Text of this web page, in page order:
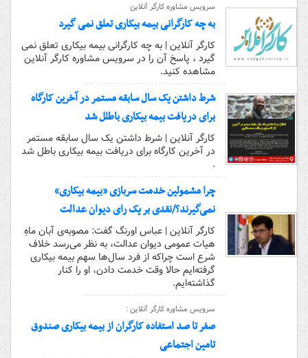
سرویس مشاوره کارگر آنلاین
به چه کارگرانی بیمه بیکاری تعلق نمی گیرد
کارگر آنلاین | به چه کارگرانی بیمه بیکاری تعلق نمی
گیرد ، پاسخ آن را در سرویس مشاوره کارگر آنلاین
مشاهده کنید.
شرط داشتن یک سال سابقه مستمر در آخرین کارگاه
برای دریافت بیمه بیکاری باطلل شد
کارگر آنلاین | شرط داشتن یک سال سابقه مستمر
در آخرین کارگاه برای دریافت بیمه بیکاری باطل شد
.
چرا مشمولین خدمت سربازی «بیمه بیکاری»
نمی‌گیرند؟/نقدی بر یک رای دیوان عدالت
کارگر آنلاین | عباس اورنگ گفت: مصوبه‌ی آبان ماهِ
هیات عمومی دیوان عدالت، به نظر می‌رسد خلاف
شرع است چراکه از فرد سال‌ها سهم بیمه بیکاری
گرفته‌ایم حالا وقت خدمت دادن، او را کنار
گذاشته‌ایم.
سرویس مشاوره کارگر آنلاین :
صفر تا صد استفاده کارگران از بیمه بیکاری صندوق
تامین اجتماعی